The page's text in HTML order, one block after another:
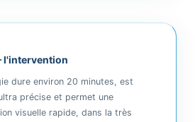
l'intervention
dure environ 20 minutes, est
précise et permet une
visuelle rapide, dans la très